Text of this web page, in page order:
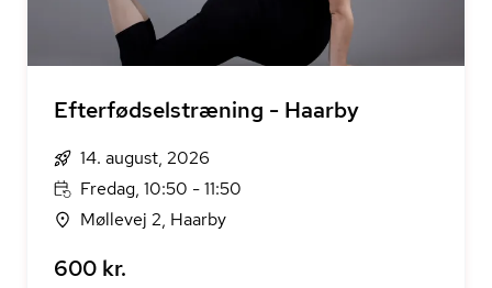
Efterfødselstræning - Haarby
14. august, 2026
Fredag, 10:50 - 11:50
Møllevej 2, Haarby
600 kr.